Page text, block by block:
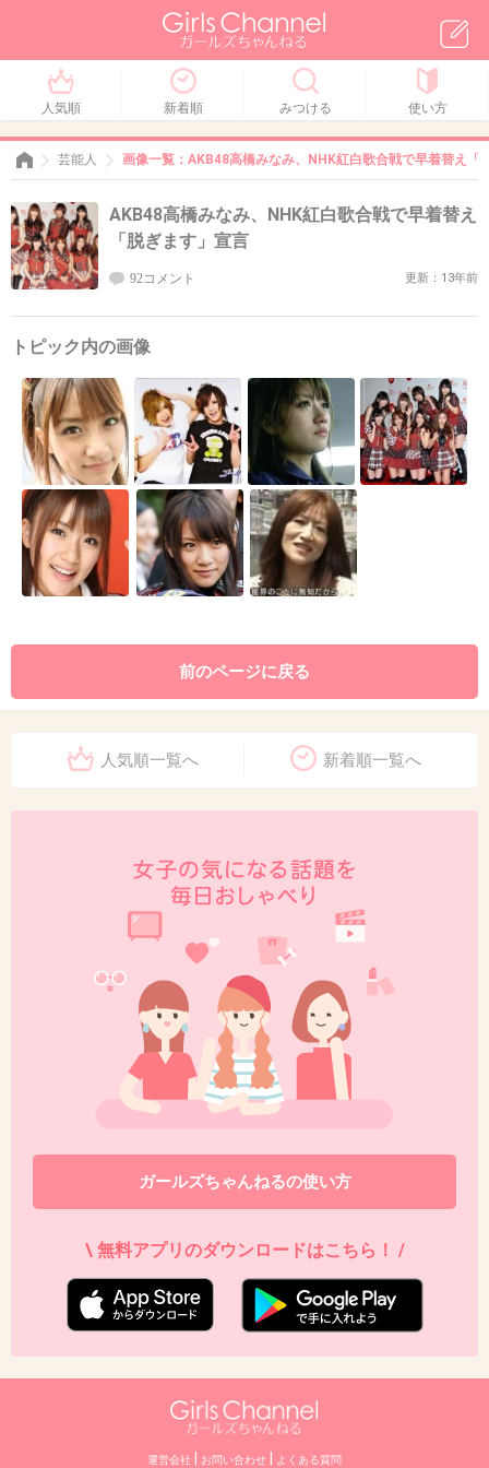
人気順 新着順 みつける 使い方
芸能人 画像一覧：AKB48高橋みなみ、NHK紅白歌合戦で早着替え「
AKB48高橋みなみ、NHK紅白歌合戦で早着替え
「脱ぎます」宣言
92コメント 更新：13年前
トピック内の画像
前のページに戻る
人気順一覧へ 新着順一覧へ
ガールズちゃんねるの使い方
\ 無料アプリのダウンロードはこちら！ /
運営会社 お問い合わせ よくある質問